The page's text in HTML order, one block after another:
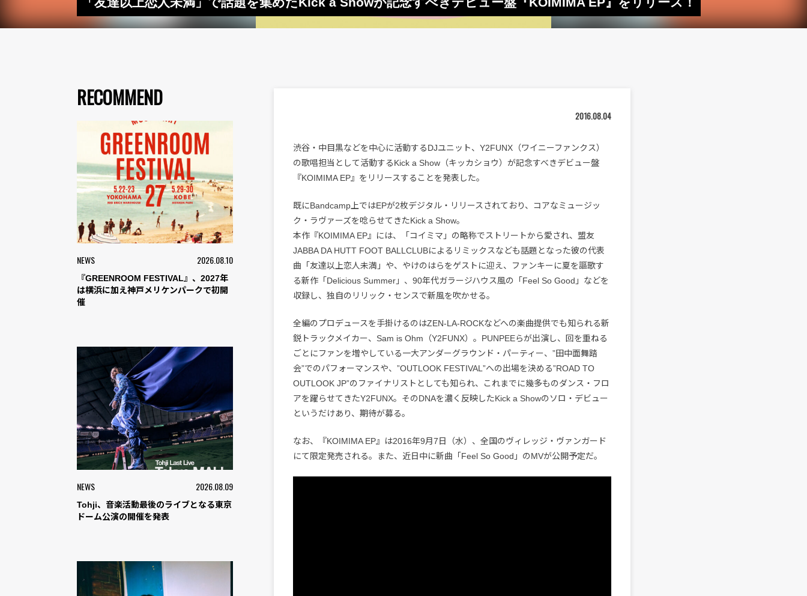
RECOMMEND
NEWS 2026.08.10
『GREENROOM FESTIVAL』、2027年
は横浜に加え神戸メリケンパークで初開
催
NEWS 2026.08.09
Tohji、音楽活動最後のライブとなる東京
ドーム公演の開催を発表
2016.08.04
渋谷・中目黒などを中心に活動するDJユニット、Y2FUNX（ワイニーファンクス）
の歌唱担当として活動するKick a Show（キッカショウ）が記念すべきデビュー盤
『KOIMIMA EP』をリリースすることを発表した。
既にBandcamp上ではEPが2枚デジタル・リリースされており、コアなミュージッ
ク・ラヴァーズを唸らせてきたKick a Show。
本作『KOIMIMA EP』には、「コイミマ」の略称でストリートから愛され、盟友
JABBA DA HUTT FOOT BALLCLUBによるリミックスなども話題となった彼の代表
曲「友達以上恋人未満」や、やけのはらをゲストに迎え、ファンキーに夏を謳歌す
る新作「Delicious Summer」、90年代ガラージハウス風の「Feel So Good」などを
収録し、独自のリリック・センスで新風を吹かせる。
全編のプロデュースを手掛けるのはZEN-LA-ROCKなどへの楽曲提供でも知られる新
鋭トラックメイカー、Sam is Ohm（Y2FUNX）。PUNPEEらが出演し、回を重ねる
ごとにファンを増やしている一大アンダーグラウンド・パーティー、”田中面舞踏
会”でのパフォーマンスや、”OUTLOOK FESTIVAL”への出場を決める”ROAD TO
OUTLOOK JP”のファイナリストとしても知られ、これまでに幾多ものダンス・フロ
アを躍らせてきたY2FUNX。そのDNAを濃く反映したKick a Showのソロ・デビュー
というだけあり、期待が募る。
なお、『KOIMIMA EP』は2016年9月7日（水）、全国のヴィレッジ・ヴァンガード
にて限定発売される。また、近日中に新曲「Feel So Good」のMVが公開予定だ。